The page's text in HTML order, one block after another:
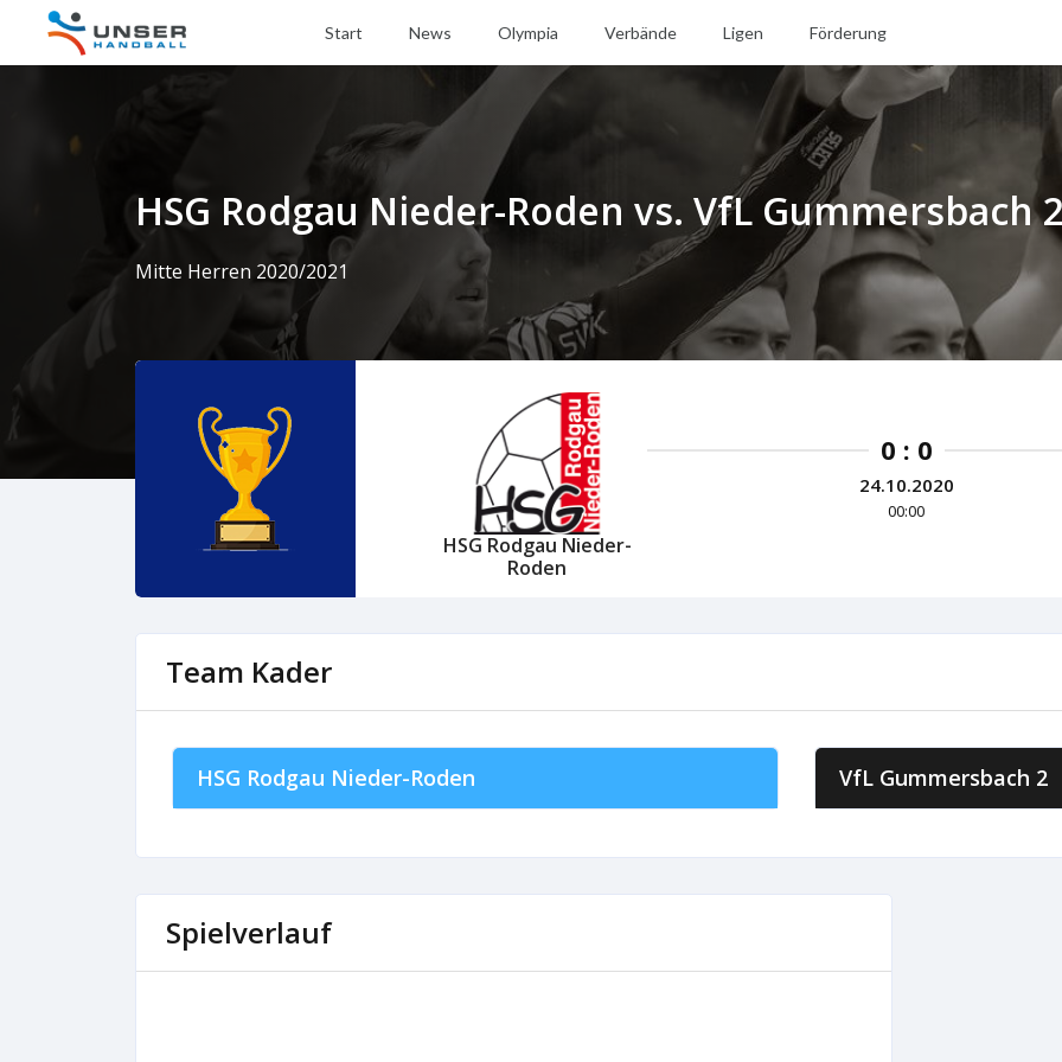
Start News Olympia Verbände Ligen Förderung
HSG Rodgau Nieder-Roden vs. VfL Gummersbach
Mitte Herren 2020/2021
HSG Rodgau Nieder-
Roden
0 : 0
24.10.2020
00:00
Team Kader
HSG Rodgau Nieder-Roden VfL Gummersbach 2
Spielverlauf